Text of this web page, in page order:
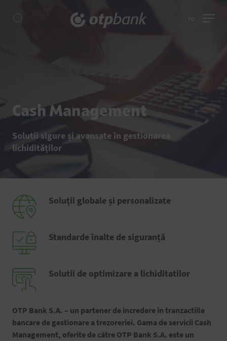
ro
Cash Management
Solutii sigure și avansate în gestionarea
lichidităților
Soluții globale și personalizate
Standarde înalte de siguranță
Solutii de optimizare a lichiditatilor
OTP Bank S.A. – un partener de incredere in tranzactiile
bancare de gestionare a trezoreriei. Gama de servicii Cash
Management, oferite de către OTP Bank S.A. este un